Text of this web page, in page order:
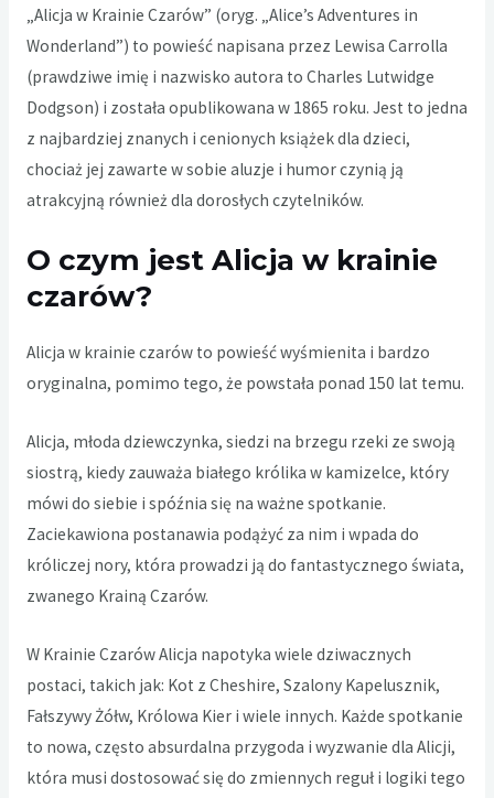
„Alicja w Krainie Czarów” (oryg. „Alice’s Adventures in
Wonderland”) to powieść napisana przez Lewisa Carrolla
(prawdziwe imię i nazwisko autora to Charles Lutwidge
Dodgson) i została opublikowana w 1865 roku. Jest to jedna
z najbardziej znanych i cenionych książek dla dzieci,
chociaż jej zawarte w sobie aluzje i humor czynią ją
atrakcyjną również dla dorosłych czytelników.
O czym jest Alicja w krainie
czarów?
Alicja w krainie czarówto powieść wyśmienita i bardzo
oryginalna, pomimo tego, że powstała ponad 150 lat temu.
Alicja, młoda dziewczynka, siedzi na brzegu rzeki ze swoją
siostrą, kiedy zauważa białego królika w kamizelce, który
mówi do siebie i spóźnia się na ważne spotkanie.
Zaciekawiona postanawia podążyć za nim i wpada do
króliczej nory, która prowadzi ją do fantastycznego świata,
zwanego Krainą Czarów.
W Krainie Czarów Alicja napotyka wiele dziwacznych
postaci, takich jak: Kot z Cheshire, Szalony Kapelusznik,
Fałszywy Żółw, Królowa Kier i wiele innych. Każde spotkanie
to nowa, często absurdalna przygoda i wyzwanie dla Alicji,
która musi dostosować się do zmiennych reguł i logiki tego